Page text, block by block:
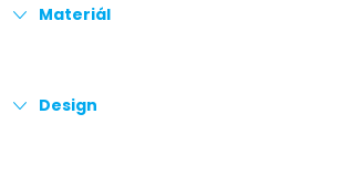
Materiál
Design